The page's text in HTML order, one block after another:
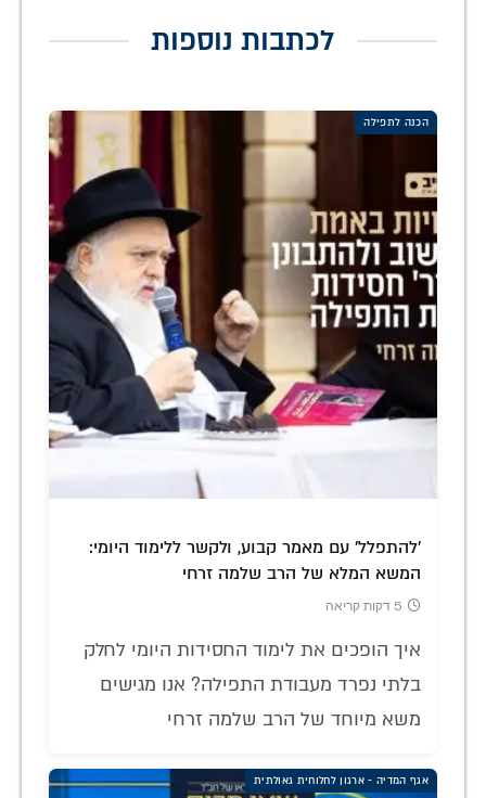
לכתבות נוספות
הכנה לתפילה
'להתפלל' עם מאמר קבוע, ולקשר ללימוד היומי:
המשא המלא של הרב שלמה זרחי
5 דקות קריאה
איך הופכים את לימוד החסידות היומי לחלק
בלתי נפרד מעבודת התפילה? אנו מגישים
משא מיוחד של הרב שלמה זרחי
אגף המדיה - ארגון לחלוחית גאולתית